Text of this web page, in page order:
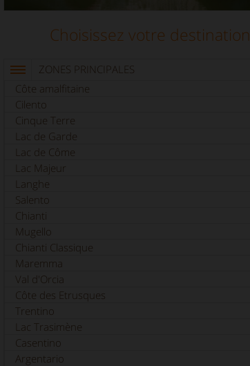
Choisissez votre destination
ZONES PRINCIPALES
Côte amalfitaine
Cilento
Cinque Terre
Lac de Garde
Lac de Côme
Lac Majeur
Langhe
Salento
Chianti
Mugello
Chianti Classique
Maremma
Val d'Orcia
Côte des Etrusques
Trentino
Lac Trasimène
Casentino
Argentario